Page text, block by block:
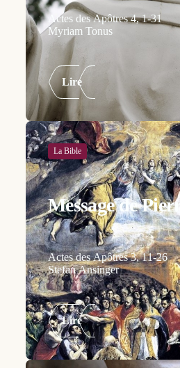
Actes des Apôtres 4, 1-31
Myriam Tonus
Lire
La Bible
Message de Pierre
Actes des Apôtres 3, 11-26
Stefan Ansinger
Lire